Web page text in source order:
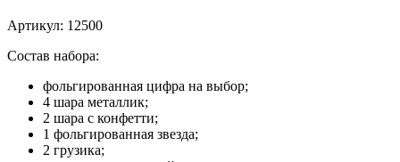
Артикул: 12500
Состав набора:
фольгированная цифра на выбор;
4 шара металлик;
2 шара с конфетти;
1 фольгированная звезда;
2 грузика;